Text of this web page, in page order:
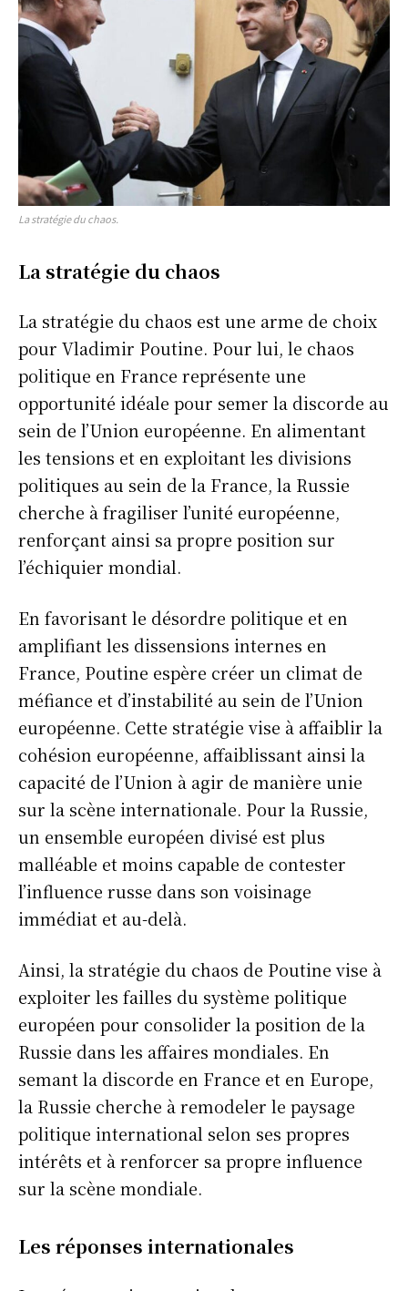
La stratégie du chaos.
La stratégie du chaos
La stratégie du chaos est une arme de choix
pour Vladimir Poutine. Pour lui, le chaos
politique en France représente une
opportunité idéale pour semer la discorde au
sein de l’Union européenne. En alimentant
les tensions et en exploitant les divisions
politiques au sein de la France, la Russie
cherche à fragiliser l’unité européenne,
renforçant ainsi sa propre position sur
l’échiquier mondial.
En favorisant le désordre politique et en
amplifiant les dissensions internes en
France, Poutine espère créer un climat de
méfiance et d’instabilité au sein de l’Union
européenne. Cette stratégie vise à affaiblir la
cohésion européenne, affaiblissant ainsi la
capacité de l’Union à agir de manière unie
sur la scène internationale. Pour la Russie,
un ensemble européen divisé est plus
malléable et moins capable de contester
l’influence russe dans son voisinage
immédiat et au-delà.
Ainsi, la stratégie du chaos de Poutine vise à
exploiter les failles du système politique
européen pour consolider la position de la
Russie dans les affaires mondiales. En
semant la discorde en France et en Europe,
la Russie cherche à remodeler le paysage
politique international selon ses propres
intérêts et à renforcer sa propre influence
sur la scène mondiale.
Les réponses internationales